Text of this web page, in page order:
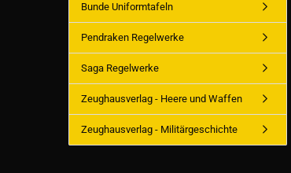
Bunde Uniformtafeln
Pendraken Regelwerke
Saga Regelwerke
Zeughausverlag - Heere und Waffen
Zeughausverlag - Militärgeschichte